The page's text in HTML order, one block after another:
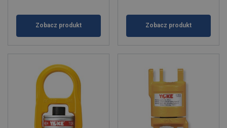
Zobacz produkt Zobacz produkt